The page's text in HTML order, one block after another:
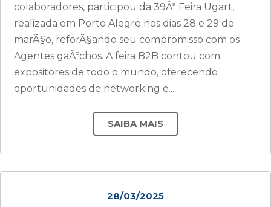
colaboradores, participou da 39Âª Feira Ugart,
realizada em Porto Alegre nos dias 28 e 29 de
marÃ§o, reforÃ§ando seu compromisso com os
Agentes gaÃºchos. A feira B2B contou com
expositores de todo o mundo, oferecendo
oportunidades de networking e...
SAIBA MAIS
28/03/2025